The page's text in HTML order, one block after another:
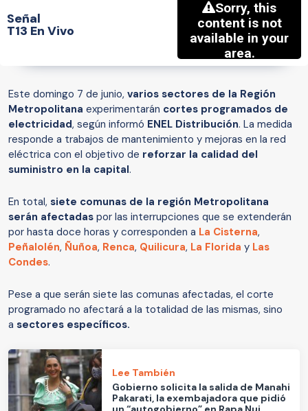
Señal
T13 En Vivo
Este domingo 7 de junio, varios sectores de la Región
Metropolitana experimentarán cortes programados de
electricidad, según informó ENEL Distribución. La medida
responde a trabajos de mantenimiento y mejoras en la red
eléctrica con el objetivo de reforzar la calidad del
suministro en la capital.
En total, siete comunas de la región Metropolitana
serán afectadas por las interrupciones que se extenderán
por hasta doce horas y corresponden a La Cisterna,
Peñalolén, Ñuñoa, Renca, Quilicura, La Florida y Las
Condes.
Pese a que serán siete las comunas afectadas, el corte
programado no afectará a la totalidad de las mismas, sino
a sectores específicos.
Lee También
Gobierno solicita la salida de Manahi
Pakarati, la exembajadora que pidió